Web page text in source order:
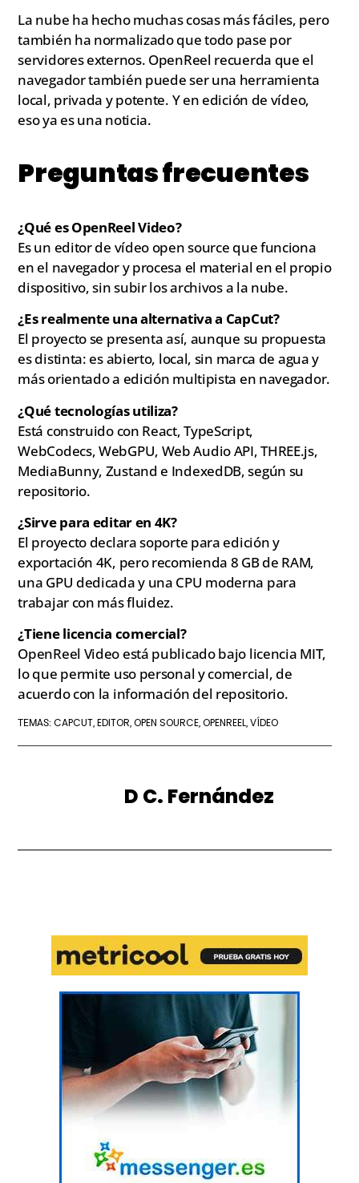
La nube ha hecho muchas cosas más fáciles, pero
también ha normalizado que todo pase por
servidores externos. OpenReel recuerda que el
navegador también puede ser una herramienta
local, privada y potente. Y en edición de vídeo,
eso ya es una noticia.
Preguntas frecuentes
¿Qué es OpenReel Video?
Es un editor de vídeo open source que funciona
en el navegador y procesa el material en el propio
dispositivo, sin subir los archivos a la nube.
¿Es realmente una alternativa a CapCut?
El proyecto se presenta así, aunque su propuesta
es distinta: es abierto, local, sin marca de agua y
más orientado a edición multipista en navegador.
¿Qué tecnologías utiliza?
Está construido con React, TypeScript,
WebCodecs, WebGPU, Web Audio API, THREE.js,
MediaBunny, Zustand e IndexedDB, según su
repositorio.
¿Sirve para editar en 4K?
El proyecto declara soporte para edición y
exportación 4K, pero recomienda 8 GB de RAM,
una GPU dedicada y una CPU moderna para
trabajar con más fluidez.
¿Tiene licencia comercial?
OpenReel Video está publicado bajo licencia MIT,
lo que permite uso personal y comercial, de
acuerdo con la información del repositorio.
TEMAS:CAPCUT ,EDITOR ,OPEN SOURCE ,OPENREEL ,VÍDEO
D C. Fernández